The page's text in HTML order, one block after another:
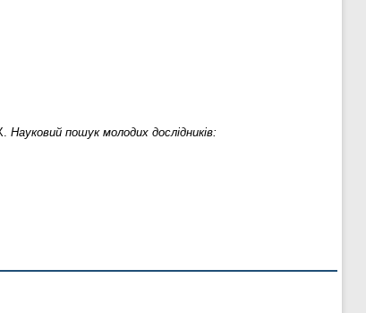
Науковий пошук молодих дослідників: